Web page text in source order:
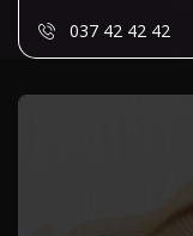
037 42 42 42